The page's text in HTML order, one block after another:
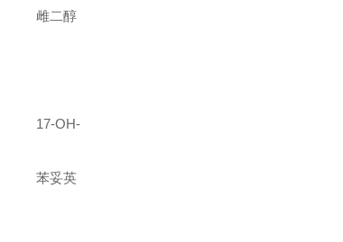
雌二醇
17-OH-
苯妥英